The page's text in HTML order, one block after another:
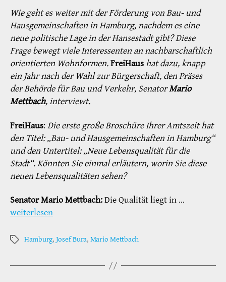
Wie geht es weiter mit der Förderung von Bau- und
Hausgemeinschaften in Hamburg, nachdem es eine
neue politische Lage in der Hansestadt gibt? Diese
Frage bewegt viele Interessenten an nachbarschaftlich
orientierten Wohnformen.FreiHaushat dazu, knapp
ein Jahr nach der Wahl zur Bürgerschaft, den Präses
der Behörde für Bau und Verkehr, SenatorMario
Mettbach, interviewt.
FreiHaus:Die erste große Broschüre Ihrer Amtszeit hat
den Titel: „Bau- und Hausgemeinschaften in Hamburg“
und den Untertitel: „Neue Lebensqualität für die
Stadt“. Könnten Sie einmal erläutern, worin Sie diese
neuen Lebensqualitäten sehen?
Senator Mario Mettbach:Die Qualität liegt in …
weiterlesen
Schlagwörter
Hamburg, Josef Bura, Mario Mettbach